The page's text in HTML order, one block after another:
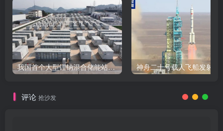
我国首个大型锂钠混合储能站投产，开启储能新时代
评论 抢沙发